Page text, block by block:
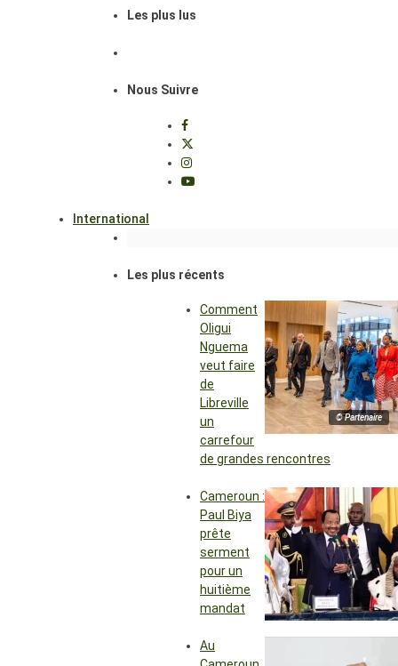
Les plus lus
Nous Suivre
International
Les plus récents
© Partenaire
Comment
Oligui
Nguema
veut faire
de
Libreville
un
carrefour
de grandes rencontres
Cameroun :
Paul Biya
prête
serment
pour un
huitième
mandat
Au